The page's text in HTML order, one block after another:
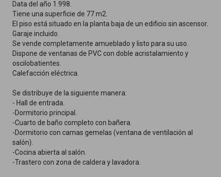
Data del año 1.998.
Tiene una superficie de 77 m2.
El piso está situado en la planta baja de un edificio sin ascensor.
Garaje incluido.
Se vende completamente amueblado y listo para su uso.
Dispone de ventanas de PVC con doble acristalamiento y
oscilobatientes.
Calefacción eléctrica.
Se distribuye de la siguiente manera:
- Hall de entrada.
-Dormitorio principal.
-Cuarto de baño completo con bañera.
-Dormitorio con camas gemelas (ventana de ventilación al
salón).
-Cocina abierta al salón.
-Trastero con zona de caldera y lavadora.